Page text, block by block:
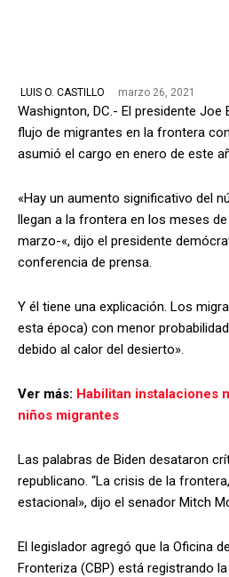
LUIS O. CASTILLO marzo 26, 2021
Washignton, DC.- El presidente
flujo de migrantes en la frontera
asumió el cargo en enero de este
«Hay un aumento significativo del
llegan a la frontera en los meses
marzo-«, dijo el presidente
conferencia de prensa.
Y él tiene una explicación. Los
esta época) con menor
debido al calor del desierto».
Ver más: Habilitan instalaciones
niños migrantes
Las palabras de Biden desataron
republicano. “La crisis de la
estacional», dijo el senador Mitch
El legislador agregó que la Oficina
Fronteriza (CBP) está registrando